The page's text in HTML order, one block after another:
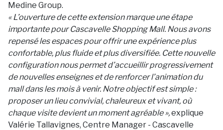
Medine Group.
« L’ouverture de cette extension marque une étape
importante pour Cascavelle Shopping Mall. Nous avons
repensé les espaces pour offrir une expérience plus
confortable, plus fluide et plus diversifiée. Cette nouvelle
configuration nous permet d’accueillir progressivement
de nouvelles enseignes et de renforcer l’animation du
mall dans les mois à venir. Notre objectif est simple :
proposer un lieu convivial, chaleureux et vivant, où
chaque visite devient un moment agréable »,explique
Valérie Tallavignes, Centre Manager - Cascavelle